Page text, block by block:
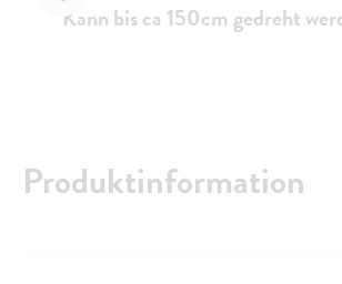
Kann bis ca 150cm gedreht
Produktinformation